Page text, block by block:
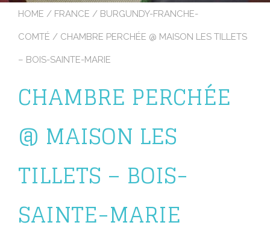
HOME / FRANCE / BURGUNDY-FRANCHE-
COMTÉ / CHAMBRE PERCHÉE @ MAISON LES TILLETS
– BOIS-SAINTE-MARIE
CHAMBRE PERCHÉE
@ MAISON LES
TILLETS – BOIS-
SAINTE-MARIE